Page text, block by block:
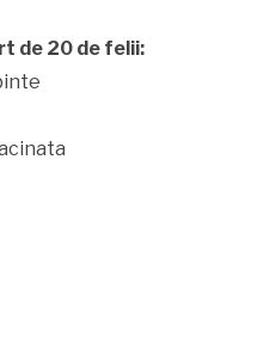
de 20 de felii: